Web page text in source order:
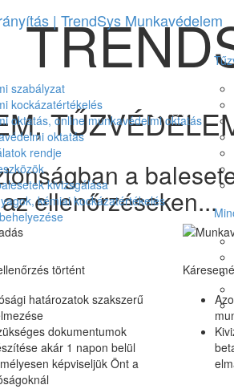
szabályzat
kockázatértékelés
oktatás, online munkavédelmi oktatás
oktatás
rendje
kivizsgálása
kémiai kockázatértékelés
a
ellenőrzéseken...
történt
határozatok szakszerű
dokumentumok
akár 1 napon belül
képviseljük Önt a